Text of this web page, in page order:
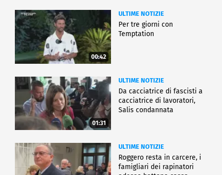
00:42
ULTIME NOTIZIE
Per tre giorni con
Temptation
01:31
ULTIME NOTIZIE
Da cacciatrice di fascisti a
cacciatrice di lavoratori,
Salis condannata
ULTIME NOTIZIE
Roggero resta in carcere, i
famigliari dei rapinatori